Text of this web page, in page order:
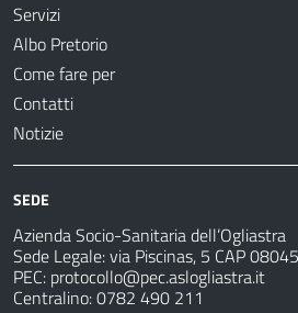
Servizi
Albo Pretorio
Come fare per
Contatti
Notizie
SEDE
Azienda Socio-Sanitaria dell’Ogliastra
Sede Legale: via Piscinas, 5 CAP
PEC: protocollo@pec.aslogliastra.it
Centralino: 0782 490 211